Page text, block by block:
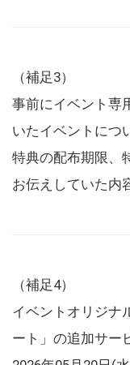
（補足3）
事前にイベント専
いたイベントにつ
特典の配布期限、
お伝えしていた内
（補足4）
イベントオリジナ
ート」の追加サー